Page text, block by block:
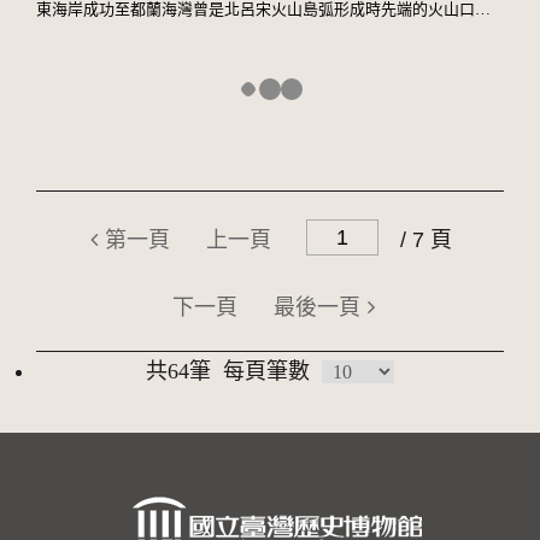
東海岸成功至都蘭海灣曾是北呂宋火山島弧形成時先端的火山口熄隱區
第一頁 上一頁 / 7 頁
下一頁 最後一頁
共64筆 每頁筆數